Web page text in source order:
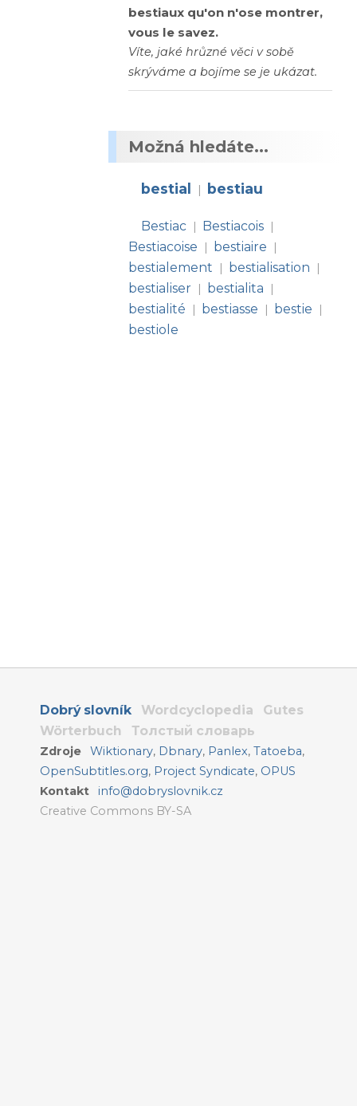
bestiaux qu'on n'ose montrer,
vous le savez.
Víte, jaké hrůzné věci v sobě
skrýváme a bojíme se je ukázat.
Možná hledáte...
bestial | bestiau
Bestiac | Bestiacois |
Bestiacoise | bestiaire |
bestialement | bestialisation |
bestialiser | bestialita |
bestialité | bestiasse | bestie |
bestiole
Dobrý slovník Wordcyclopedia
Gutes
Wörterbuch
Толстый словарь
Zdroje Wiktionary, Dbnary, Panlex,Tatoeba,
OpenSubtitles.org, Project Syndicate, OPUS
Kontakt
info@dobryslovnik.cz
Creative Commons BY-SA